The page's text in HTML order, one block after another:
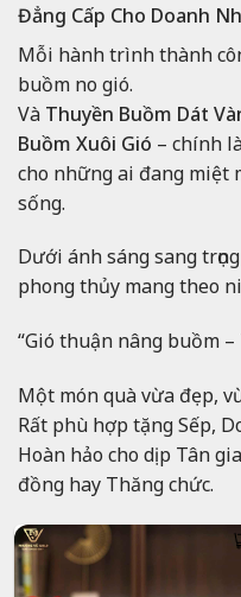
Đẳng Cấp Cho Doanh
Mỗi hành trình thành
buồm no gió.
Và Thuyền Buồm Dát
Buồm Xuôi Gió – chính
cho những ai đang miệt
sống.
Dưới ánh sáng sang
phong thủy mang theo
“Gió thuận nâng buồm –
Một món quà vừa đẹp,
Rất phù hợp tặng Sếp,
Hoàn hảo cho dịp Tân
đồng hay Thăng chức.